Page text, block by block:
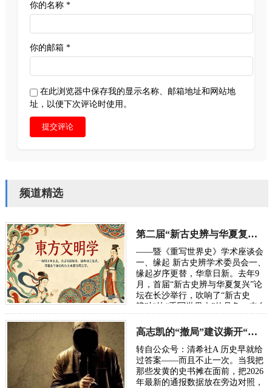
你的名称 *
你的邮箱 *
在此浏览器中保存我的显示名称、邮箱地址和网站地
址，以便下次评论时使用。
提交评论
频道精选
第二届“新古史辨与华夏复兴”学术研讨会定于10月长沙举行
——暨《重写世界史》学术座谈会
一、缘起 新古史辨学术委员会一、
缘起岁序更替，华章日新。去年9
月，首届“新古史辨与华夏复兴”论
坛在长沙举行，吹响了“新古史
辨”加快“重写世界史”的号角。来自
在反思百年“…
高志凯的“撤局”建议撕开“以夷灭华”的百年剧本
转自公众号：清希社A 历史早就给
过答案——而且不止一次。当我把
那些发黄的史书摊在面前，把2026
年最新的通报数据放在旁边对照，